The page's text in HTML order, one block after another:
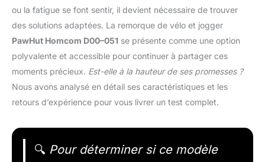
ou la fatigue se font sentir, il devient nécessaire de trouver
des solutions adaptées. La remorque de vélo et jogger
PawHut Homcom D00–051 se présente comme une option
polyvalente et accessible pour continuer à partager ces
moments précieux. Est-elle à la hauteur de ses promesses ?
Nous avons analysé en détail ses caractéristiques et les
retours d’expérience pour vous livrer un test complet.
🔍 Pour déterminer si ce modèle